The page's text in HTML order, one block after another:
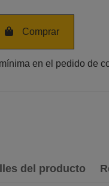
Comprar
en el pedido de
del producto